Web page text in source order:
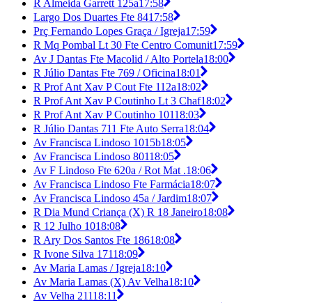
R Almeida Garrett 125a17:58
Largo Dos Duartes Fte 8417:58
Prç Fernando Lopes Graça / Igreja17:59
R Mq Pombal Lt 30 Fte Centro Comunit17:59
Av J Dantas Fte Macolid / Alto Portela18:00
R Júlio Dantas Fte 769 / Oficina18:01
R Prof Ant Xav P Cout Fte 112a18:02
R Prof Ant Xav P Coutinho Lt 3 Chaf18:02
R Prof Ant Xav P Coutinho 10118:03
R Júlio Dantas 711 Fte Auto Serra18:04
Av Francisca Lindoso 1015b18:05
Av Francisca Lindoso 80118:05
Av F Lindoso Fte 620a / Rot Mat .18:06
Av Francisca Lindoso Fte Farmácia18:07
Av Francisca Lindoso 45a / Jardim18:07
R Dia Mund Criança (X) R 18 Janeiro18:08
R 12 Julho 1018:08
R Ary Dos Santos Fte 18618:08
R Ivone Silva 17118:09
Av Maria Lamas / Igreja18:10
Av Maria Lamas (X) Av Velha18:10
Av Velha 21118:11